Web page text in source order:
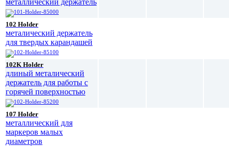
102 Holder
металический держатель
для твердых карандашей
102K Holder
длиный металический
держатель для работы с
горячей поверхностью
107 Holder
металлический для
маркеров малых
диаметров